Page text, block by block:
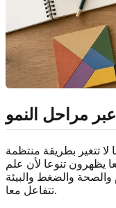
مراحل النمو
لا تتغير بطريقة منتظمة
يظهرون تنوعا لأن علم
والصحة والضغط والبيئة
تتفاعل معا.